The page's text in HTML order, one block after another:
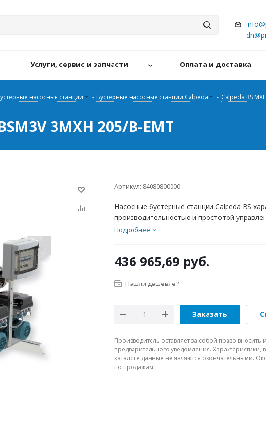
Услуги, сервис и запчасти Оплата и доставка
насосные станции - Бустерные насосные станции Calpeda - Calpeda BS MXH
3MXH 205/B-EMT
Артикул: 84080800000
Насосные бустерные станции Calpeda BS
производительностью и простотой
Подробнее
436 965,69 руб.
Нашли дешевле?
Заказать
Производитель оставляет за собой право
предварительного уведомления.
каталоге данные не являются окончательными.
по продажам.